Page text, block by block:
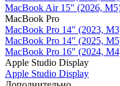
MacBook Air 15″ (2026,
MacBook Pro
MacBook Pro 14" (2023,
MacBook Pro 14″ (2025,
MacBook Pro 16″ (2024,
Apple Studio Display
Apple Studio Display